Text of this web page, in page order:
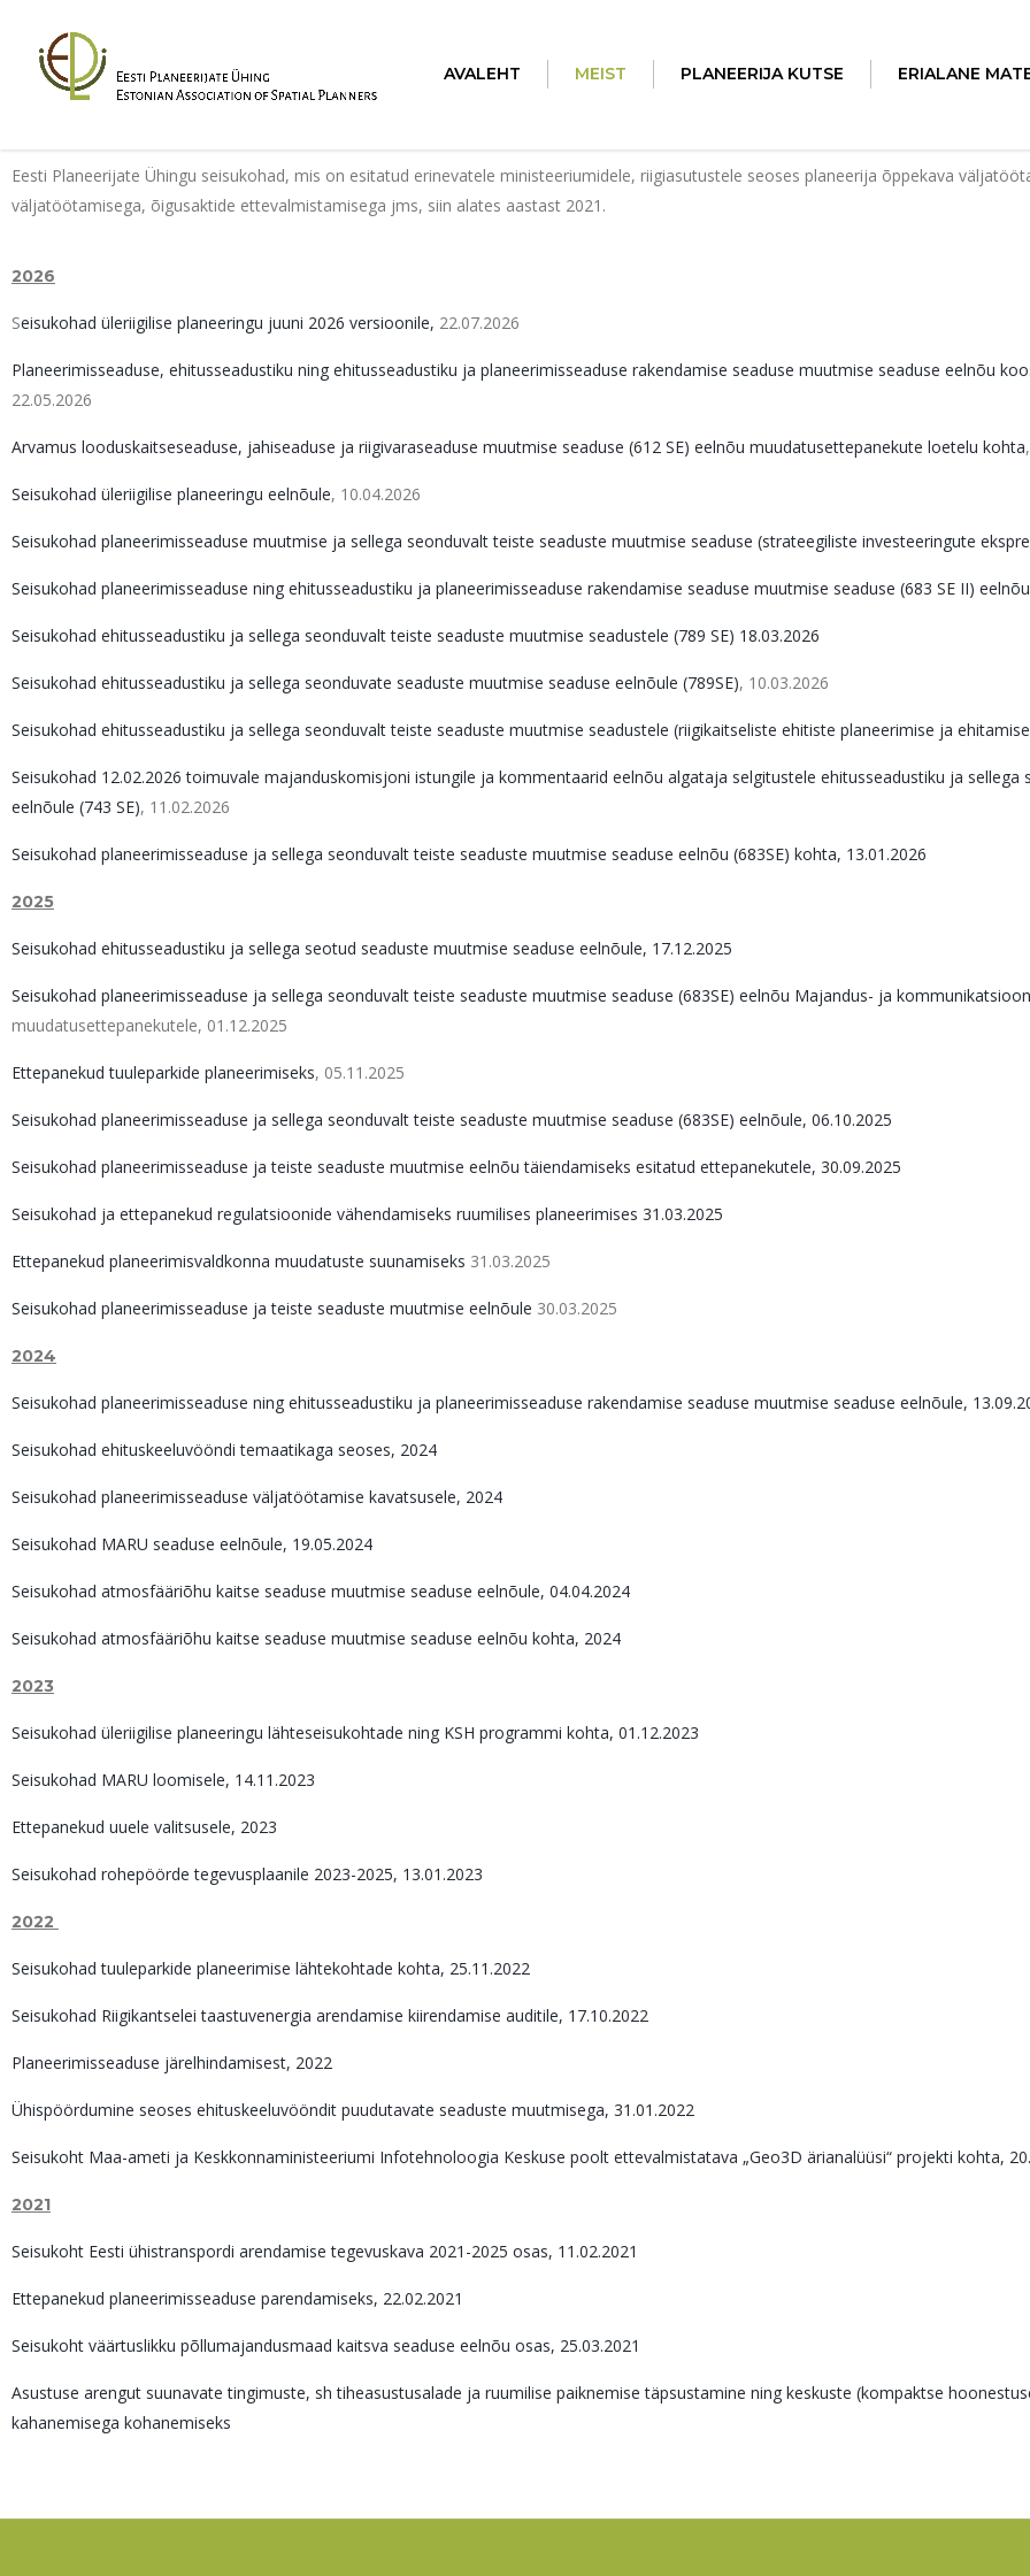
AVALEHT MEIST PLANEERIJA KUTSE ERIALANE
Eesti Planeerijate Ühingu seisukohad, mis on esitatud erinevatele ministeeriumidele, riigiasutustele seoses planeerija õppekava
väljatöötamisega, õigusaktide ettevalmistamisega jms, siin alates aastast 2021.
2026
Seisukohad üleriigilise planeeringu juuni 2026 versioonile, 22.07.2026
Planeerimisseaduse, ehitusseadustiku ning ehitusseadustiku ja planeerimisseaduse rakendamise seaduse muutmise seaduse eelnõu
22.05.2026
Arvamus looduskaitseseaduse, jahiseaduse ja riigivaraseaduse muutmise seaduse (612 SE) eelnõu muudatusettepanekute loetelu kohta
Seisukohad üleriigilise planeeringu eelnõule, 10.04.2026
Seisukohad planeerimisseaduse muutmise ja sellega seonduvalt teiste seaduste muutmise seaduse (strateegiliste investeeringute
Seisukohad planeerimisseaduse ning ehitusseadustiku ja planeerimisseaduse rakendamise seaduse muutmise seaduse (683 SE II)
Seisukohad ehitusseadustiku ja sellega seonduvalt teiste seaduste muutmise seadustele (789 SE) 18.03.2026
Seisukohad ehitusseadustiku ja sellega seonduvate seaduste muutmise seaduse eelnõule (789SE), 10.03.2026
Seisukohad ehitusseadustiku ja sellega seonduvalt teiste seaduste muutmise seadustele (riigikaitseliste ehitiste planeerimise ja
Seisukohad 12.02.2026 toimuvale majanduskomisjoni istungile ja kommentaarid eelnõu algataja selgitustele ehitusseadustiku ja
eelnõule (743 SE), 11.02.2026
Seisukohad planeerimisseaduse ja sellega seonduvalt teiste seaduste muutmise seaduse eelnõu (683SE) kohta, 13.01.2026
2025
Seisukohad ehitusseadustiku ja sellega seotud seaduste muutmise seaduse eelnõule, 17.12.2025
Seisukohad planeerimisseaduse ja sellega seonduvalt teiste seaduste muutmise seaduse (683SE) eelnõu Majandus- ja
muudatusettepanekutele, 01.12.2025
Ettepanekud tuuleparkide planeerimiseks, 05.11.2025
Seisukohad planeerimisseaduse ja sellega seonduvalt teiste seaduste muutmise seaduse (683SE) eelnõule, 06.10.2025
Seisukohad planeerimisseaduse ja teiste seaduste muutmise eelnõu täiendamiseks esitatud ettepanekutele, 30.09.2025
Seisukohad ja ettepanekud regulatsioonide vähendamiseks ruumilises planeerimises 31.03.2025
Ettepanekud planeerimisvaldkonna muudatuste suunamiseks 31.03.2025
Seisukohad planeerimisseaduse ja teiste seaduste muutmise eelnõule 30.03.2025
2024
Seisukohad planeerimisseaduse ning ehitusseadustiku ja planeerimisseaduse rakendamise seaduse muutmise seaduse eelnõule,
Seisukohad ehituskeeluvööndi temaatikaga seoses, 2024
Seisukohad planeerimisseaduse väljatöötamise kavatsusele, 2024
Seisukohad MARU seaduse eelnõule, 19.05.2024
Seisukohad atmosfääriõhu kaitse seaduse muutmise seaduse eelnõule, 04.04.2024
Seisukohad atmosfääriõhu kaitse seaduse muutmise seaduse eelnõu kohta, 2024
2023
Seisukohad üleriigilise planeeringu lähteseisukohtade ning KSH programmi kohta, 01.12.2023
Seisukohad MARU loomisele, 14.11.2023
Ettepanekud uuele valitsusele, 2023
Seisukohad rohepöörde tegevusplaanile 2023-2025, 13.01.2023
2022
Seisukohad tuuleparkide planeerimise lähtekohtade kohta, 25.11.2022
Seisukohad Riigikantselei taastuvenergia arendamise kiirendamise auditile, 17.10.2022
Planeerimisseaduse järelhindamisest, 2022
Ühispöördumine seoses ehituskeeluvööndit puudutavate seaduste muutmisega, 31.01.2022
Seisukoht Maa-ameti ja Keskkonnaministeeriumi Infotehnoloogia Keskuse poolt ettevalmistatava „Geo3D ärianalüüsi“ projekti kohta,
2021
Seisukoht Eesti ühistranspordi arendamise tegevuskava 2021-2025 osas, 11.02.2021
Ettepanekud planeerimisseaduse parendamiseks, 22.02.2021
Seisukoht väärtuslikku põllumajandusmaad kaitsva seaduse eelnõu osas, 25.03.2021
Asustuse arengut suunavate tingimuste, sh tiheasustusalade ja ruumilise paiknemise täpsustamine ning keskuste (kompaktse
kahanemisega kohanemiseks